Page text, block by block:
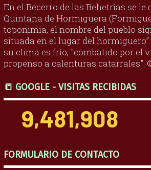
En el Becerro de las Behetrías se le
Quintana de Hormiguera
toponimia, el nombre del pueblo
situada en el lugar del
su clima es frío, "combatido por el
propenso a calenturas catarrales".
📒 GOOGLE - VISITAS RECIBIDAS
9,481,908
FORMULARIO DE CONTACTO